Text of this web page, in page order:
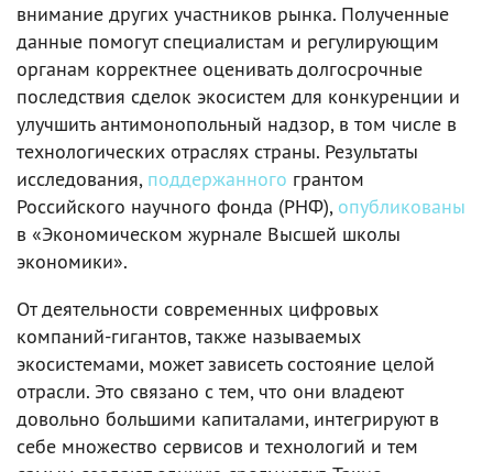
внимание других участников рынка. Полученные
данные помогут специалистам и регулирующим
органам корректнее оценивать долгосрочные
последствия сделок экосистем для конкуренции и
улучшить антимонопольный надзор, в том числе в
технологических отраслях страны. Результаты
исследования, поддержанного грантом
Российского научного фонда (РНФ), опубликованы
в «Экономическом журнале Высшей школы
экономики».
От деятельности современных цифровых
компаний-гигантов, также называемых
экосистемами, может зависеть состояние целой
отрасли. Это связано с тем, что они владеют
довольно большими капиталами, интегрируют в
себе множество сервисов и технологий и тем